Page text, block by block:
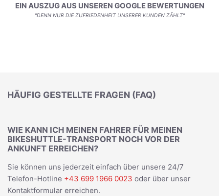
EIN AUSZUG AUS UNSEREN GOOGLE BEWERTUNGEN
"DENN NUR DIE ZUFRIEDENHEIT UNSERER KUNDEN ZÄHLT"
HÄUFIG GESTELLTE FRAGEN (FAQ)
WIE KANN ICH MEINEN FAHRER FÜR MEINEN
BIKESHUTTLE-TRANSPORT NOCH VOR DER
ANKUNFT ERREICHEN?
Sie können uns jederzeit einfach über unsere 24/7
Telefon-Hotline +43 699 1966 0023 oder über unser
Kontaktformular erreichen.